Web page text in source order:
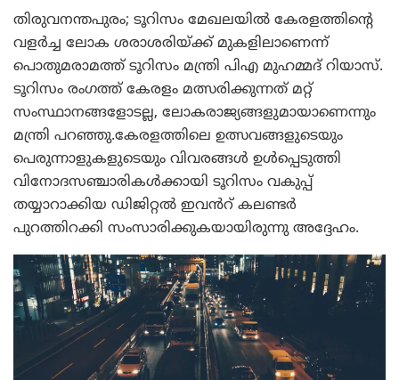
തിരുവനന്തപുരം; ടൂറിസം മേഖലയിൽ കേരളത്തിന്റെ
വളർച്ച ലോക ശരാശരിയ്ക്ക് മുകളിലാണെന്ന്
പൊതുമരാമത്ത് ടൂറിസം മന്ത്രി പിഎ മുഹമ്മദ് റിയാസ്.
ടൂറിസം രംഗത്ത് കേരളം മത്സരിക്കുന്നത് മറ്റ്
സംസ്ഥാനങ്ങളോടല്ല, ലോകരാജ്യങ്ങളുമായാണെന്നും
മന്ത്രി പറഞ്ഞു.കേരളത്തിലെ ഉത്സവങ്ങളുടെയും
പെരുന്നാളുകളുടെയും വിവരങ്ങൾ ഉൾപ്പെടുത്തി
വിനോദസഞ്ചാരികൾക്കായി ടൂറിസം വകുപ്പ്
തയ്യാറാക്കിയ ഡിജിറ്റൽ ഇവൻറ് കലണ്ടർ
പുറത്തിറക്കി സംസാരിക്കുകയായിരുന്നു അദ്ദേഹം.